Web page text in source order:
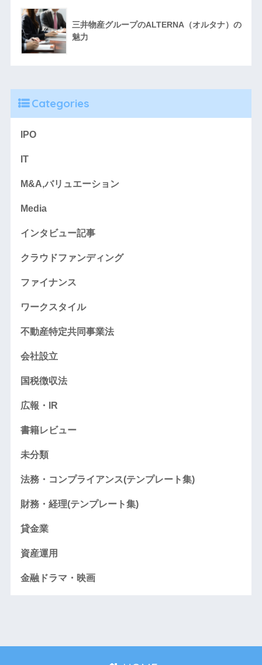
三井物産グループのALTERNA（オルタナ）の
魅力
Categories
IPO
IT
M&A,バリュエーション
Media
インタビュー記事
クラウドファンディング
ファイナンス
ワークスタイル
不動産特定共同事業法
会社設立
国税徴収法
広報・IR
書籍レビュー
未分類
法務・コンプライアンス(テンプレート集)
財務・経理(テンプレート集)
貸金業
資産運用
金融ドラマ・映画